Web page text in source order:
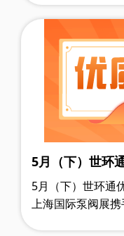
5月（下）世环
萃
5月（下）世环通
上海国际泵阀展